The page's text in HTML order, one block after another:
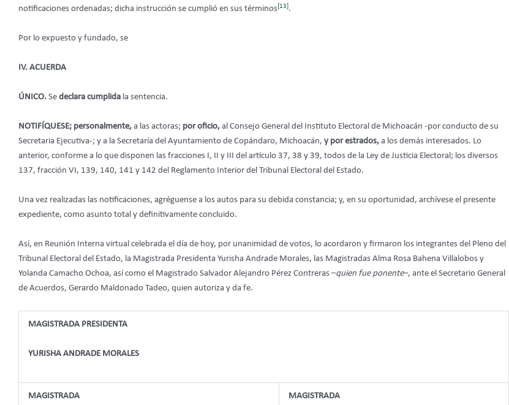
notificaciones ordenadas; dicha instrucción se cumplió en sus términos [13] .
Por lo expuesto y fundado, se
IV. ACUERDA
ÚNICO. Se declara cumplida la sentencia.
NOTIFÍQUESE; personalmente, a las actoras; por oficio, al Consejo General del Instituto Electoral de Michoacán -por conducto de su
Secretaria Ejecutiva-; y a la Secretaría del Ayuntamiento de Copándaro, Michoacán, y por estrados, a los demás interesados. Lo
anterior, conforme a lo que disponen las fracciones I, II y III del artículo 37, 38 y 39, todos de la Ley de Justicia Electoral; los diversos
137, fracción VI, 139, 140, 141 y 142 del Reglamento Interior del Tribunal Electoral del Estado.
Una vez realizadas las notificaciones, agréguense a los autos para su debida constancia; y, en su oportunidad, archívese el presente
expediente, como asunto total y definitivamente concluido.
Así, en Reunión Interna virtual celebrada el día de hoy, por unanimidad de votos, lo acordaron y firmaron los integrantes del Pleno del
Tribunal Electoral del Estado, la Magistrada Presidenta Yurisha Andrade Morales, las Magistradas Alma Rosa Bahena Villalobos y
Yolanda Camacho Ochoa, así como el Magistrado Salvador Alejandro Pérez Contreras –quien fue ponente–, ante el Secretario General
de Acuerdos, Gerardo Maldonado Tadeo, quien autoriza y da fe.
MAGISTRADA PRESIDENTA
YURISHA ANDRADE MORALES
MAGISTRADA MAGISTRADA